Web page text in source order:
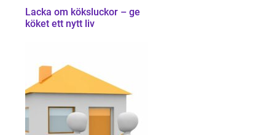
Lacka om köksluckor – ge
köket ett nytt liv